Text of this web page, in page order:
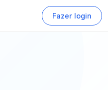
Fazer login